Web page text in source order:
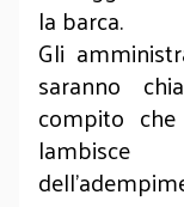
la barca.
Gli
saranno
compito